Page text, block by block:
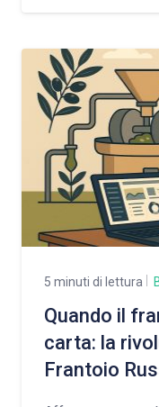
5 minuti di lettura
Quando il
carta: la
Frantoio